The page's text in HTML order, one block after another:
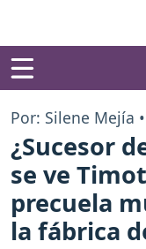
Por: Silene Mejía
¿Sucesor
se ve
precuela
la fábrica